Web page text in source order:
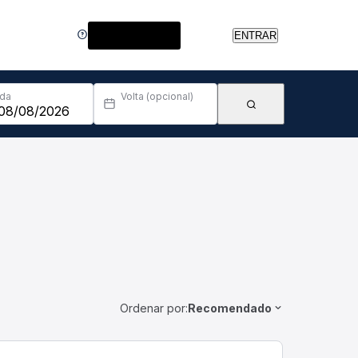
ENTRAR
Volta (opcional)
Ordenar por:Recomendado